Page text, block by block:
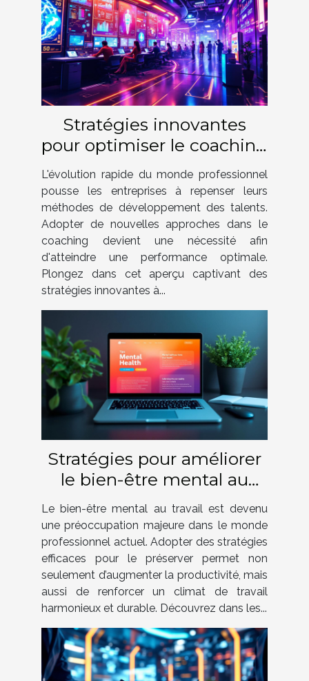
Stratégies innovantes
pour optimiser le coaching
en entreprise
L'évolution rapide du monde professionnel
pousse les entreprises à repenser leurs
méthodes de développement des talents.
Adopter de nouvelles approches dans le
coaching devient une nécessité afin
d'atteindre une performance optimale.
Plongez dans cet aperçu captivant des
stratégies innovantes à...
Stratégies pour améliorer
le bien-être mental au
travail
Le bien-être mental au travail est devenu
une préoccupation majeure dans le monde
professionnel actuel. Adopter des stratégies
efficaces pour le préserver permet non
seulement d’augmenter la productivité, mais
aussi de renforcer un climat de travail
harmonieux et durable. Découvrez dans les...